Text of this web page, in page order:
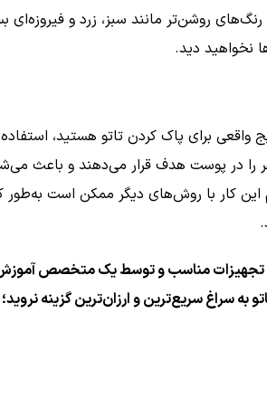
روشن‌تر مانند سبز، زرد و فیروزه‌ای
نخواهید دید.
واقعی برای پاک کردن تاتو هستید،
را در پوست هدف قرار می‌دهند و باعث
این کار با روش‌های دیگر ممکن است به‌طور
تجهیزات مناسب و توسط یک متخصص آموزش
به سراغ سریع‌ترین و ارزان‌ترین گزینه